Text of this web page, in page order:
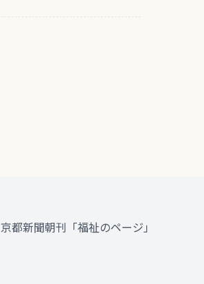
京都新聞朝刊「福祉のページ」